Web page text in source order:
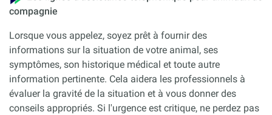
compagnie
Lorsque vous appelez, soyez prêt à fournir des
informations sur la situation de votre animal, ses
symptômes, son historique médical et toute autre
information pertinente. Cela aidera les professionnels à
évaluer la gravité de la situation et à vous donner des
conseils appropriés. Si l'urgence est critique, ne perdez pas